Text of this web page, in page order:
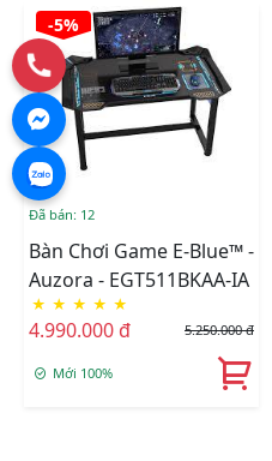
-5%
Đã bán: 12
Bàn Chơi Game E-Blue™ -
Auzora - EGT511BKAA-IA
★ ★ ★ ★ ★
4.990.000 đ 5.250.000 đ
Mới 100%